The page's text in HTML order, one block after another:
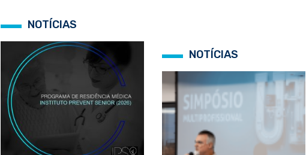
NOTÍCIAS
NOTÍCIAS